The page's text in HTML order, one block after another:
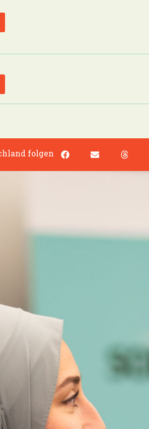
folgen